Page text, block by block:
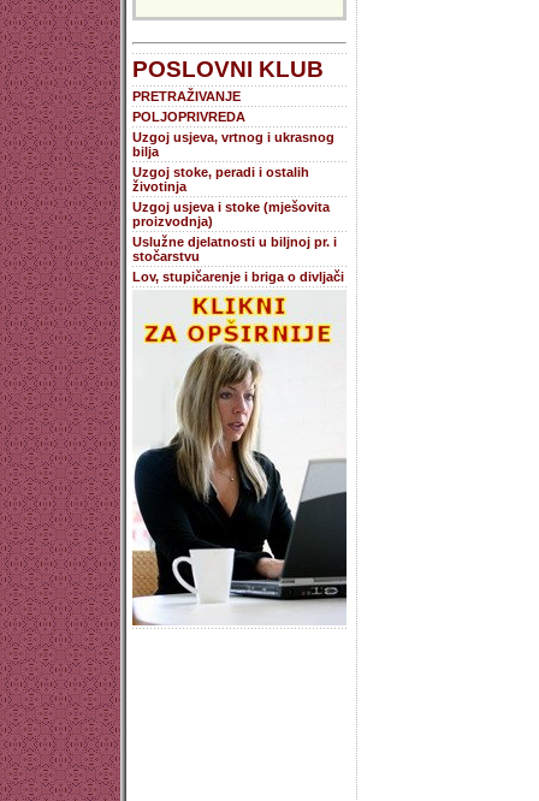
POSLOVNI KLUB
PRETRAŽIVANJE
POLJOPRIVREDA
Uzgoj usjeva, vrtnog i ukrasnog
bilja
Uzgoj stoke, peradi i ostalih
životinja
Uzgoj usjeva i stoke (mješovita
proizvodnja)
Uslužne djelatnosti u biljnoj pr. i
stočarstvu
Lov, stupičarenje i briga o divljači